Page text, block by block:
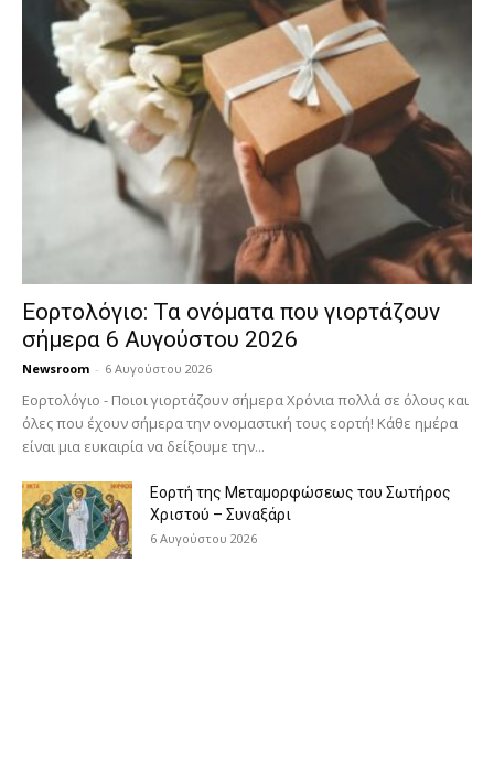
Εορτολόγιο: Τα ονόματα που γιορτάζουν
σήμερα 6 Αυγούστου 2026
Newsroom - 6 Αυγούστου 2026
Εορτολόγιο - Ποιοι γιορτάζουν σήμερα Χρόνια πολλά σε όλους και
όλες που έχουν σήμερα την ονομαστική τους εορτή! Κάθε ημέρα
είναι μια ευκαιρία να δείξουμε την...
Εορτή της Μεταμορφώσεως του Σωτήρος
Χριστού – Συναξάρι
6 Αυγούστου 2026